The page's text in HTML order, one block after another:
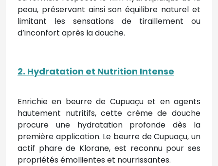
peau, préservant ainsi son équilibre naturel et
limitant les sensations de tiraillement ou
d’inconfort après la douche.
2. Hydratation et Nutrition Intense
Enrichie en beurre de Cupuaçu et en agents
hautement nutritifs, cette crème de douche
procure une hydratation profonde dès la
première application. Le beurre de Cupuaçu, un
actif phare de Klorane, est reconnu pour ses
propriétés émollientes et nourrissantes.